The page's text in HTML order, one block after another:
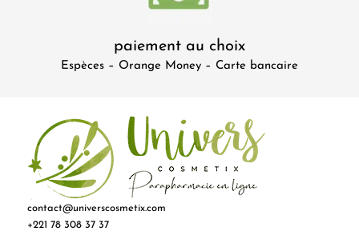
paiement au choix
Espèces – Orange Money – Carte bancaire
contact@universcosmetix.com
+221 78 308 37 37